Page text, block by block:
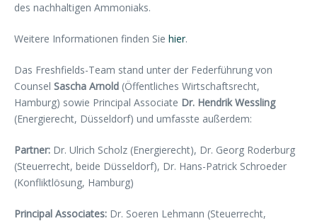
des nachhaltigen Ammoniaks.
Weitere Informationen finden Sie hier.
Das Freshfields-Team stand unter der Federführung von
Counsel Sascha Arnold (Öffentliches Wirtschaftsrecht,
Hamburg) sowie Principal Associate Dr. Hendrik Wessling
(Energierecht, Düsseldorf) und umfasste außerdem:
Partner: Dr. Ulrich Scholz (Energierecht), Dr. Georg Roderburg
(Steuerrecht, beide Düsseldorf), Dr. Hans-Patrick Schroeder
(Konfliktlösung, Hamburg)
Principal Associates: Dr. Soeren Lehmann (Steuerrecht,